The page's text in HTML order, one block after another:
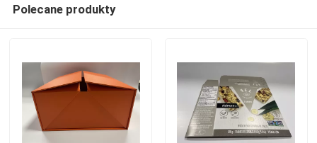
Polecane produkty